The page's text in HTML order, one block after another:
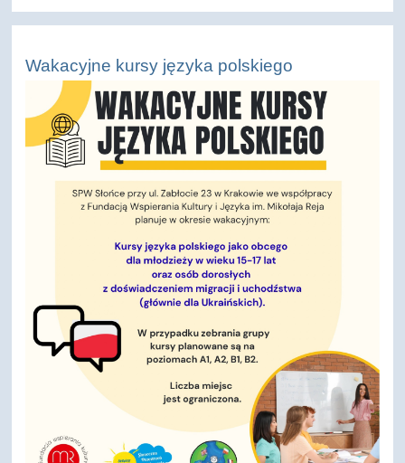
Wakacyjne kursy języka polskiego